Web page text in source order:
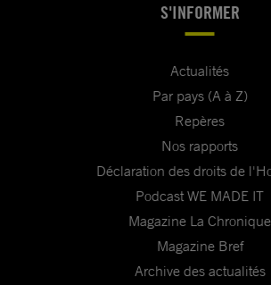
S'INFORMER
Actualités
Par pays (A à Z)
Repères
Nos rapports
Déclaration des droits de
Podcast WE MADE IT
Magazine La Chronique
Magazine Bref
Archive des actualités